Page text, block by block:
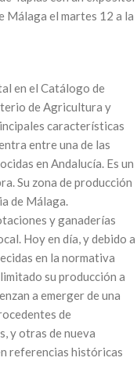
Málaga el martes 12 a la
en el Catálogo de
de Agricultura y
características
entre una de las
en Andalucía. Es un
Su zona de producción
de Málaga.
y ganaderías
Hoy en día, y debido a
en la normativa
su producción a
a emerger de una
de
y otras de nueva
referencias históricas